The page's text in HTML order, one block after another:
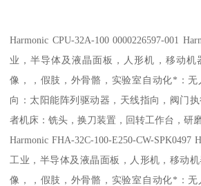
Harmonic CPU-32A-100 0000226597-001
业，半导体及液晶面板，人形机，移动机
像，，假肢，外骨骼，实验室自动化*：
向：太阳能阵列驱动器，天线指向，阀门
者机床：铣头，换刀装置，回转工作台，研
Harmonic FHA-32C-100-E250-CW-SPK0497
工业，半导体及液晶面板，人形机，移动
像，，假肢，外骨骼，实验室自动化*：